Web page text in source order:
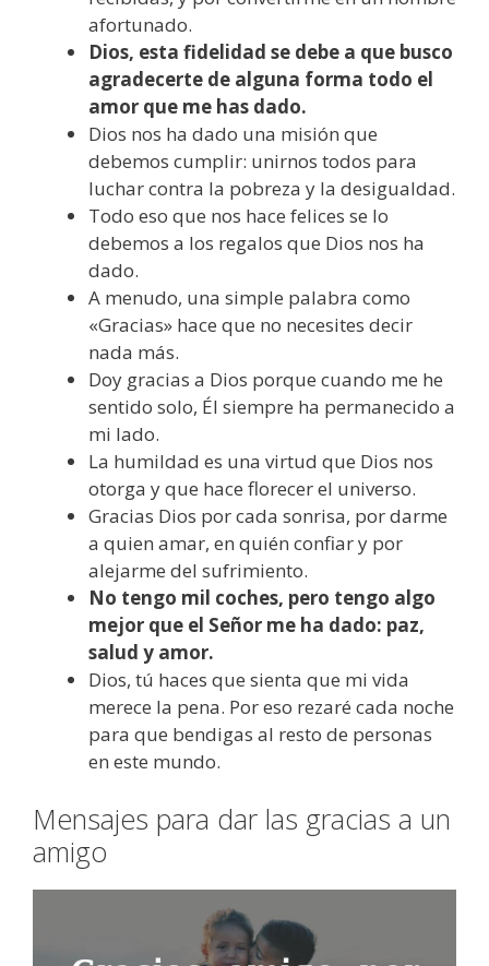
afortunado.
Dios, esta fidelidad se debe a que busco
agradecerte de alguna forma todo el
amor que me has dado.
Dios nos ha dado una misión que
debemos cumplir: unirnos todos para
luchar contra la pobreza y la desigualdad.
Todo eso que nos hace felices se lo
debemos a los regalos que Dios nos ha
dado.
A menudo, una simple palabra como
«Gracias» hace que no necesites decir
nada más.
Doy gracias a Dios porque cuando me he
sentido solo, Él siempre ha permanecido a
mi lado.
La humildad es una virtud que Dios nos
otorga y que hace florecer el universo.
Gracias Dios por cada sonrisa, por darme
a quien amar, en quién confiar y por
alejarme del sufrimiento.
No tengo mil coches, pero tengo algo
mejor que el Señor me ha dado: paz,
salud y amor.
Dios, tú haces que sienta que mi vida
merece la pena. Por eso rezaré cada noche
para que bendigas al resto de personas
en este mundo.
Mensajes para dar las gracias a un
amigo